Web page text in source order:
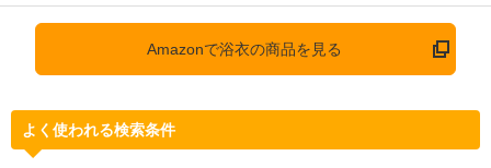
Amazonで浴衣の商品を見る
よく使われる検索条件